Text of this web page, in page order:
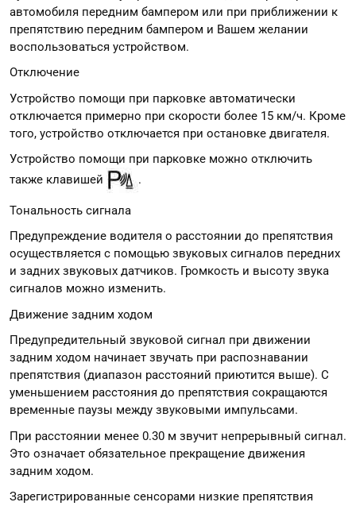
автомобиля передним бампером или при приближении к
препятствию передним бампером и Вашем желании
воспользоваться устройством.
Отключение
Устройство помощи при парковке автоматически
отключается примерно при скорости более 15 км/ч. Кроме
того, устройство отключается при остановке двигателя.
Устройство помощи при парковке можно отключить
также клавишей
.
Тональность сигнала
Предупреждение водителя о расстоянии до препятствия
осуществляется с помощью звуковых сигналов передних
и задних звуковых датчиков. Громкость и высоту звука
сигналов можно изменить.
Движение задним ходом
Предупредительный звуковой сигнал при движении
задним ходом начинает звучать при распознавании
препятствия (диапазон расстояний приютится выше). С
уменьшением расстояния до препятствия сокращаются
временные паузы между звуковыми импульсами.
При расстоянии менее 0.30 м звучит непрерывный сигнал.
Это означает обязательное прекращение движения
задним ходом.
Зарегистрированные сенсорами низкие препятствия